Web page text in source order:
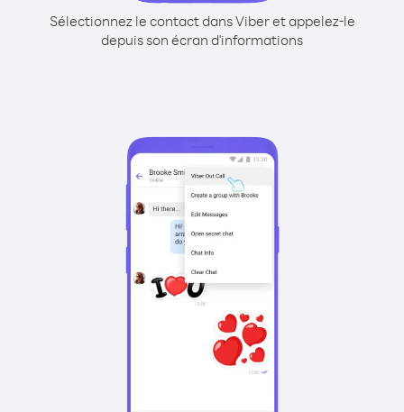
Sélectionnez le contact dans Viber et appelez-le
depuis son écran d'informations